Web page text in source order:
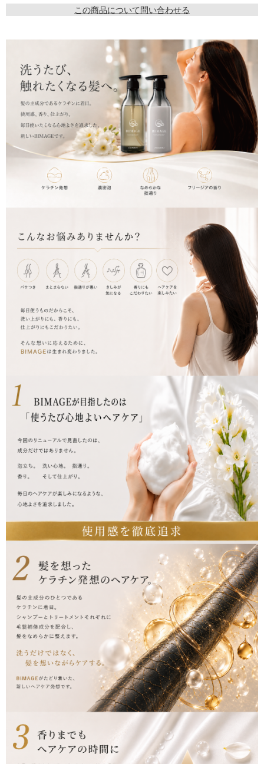
この商品について問い合わせる